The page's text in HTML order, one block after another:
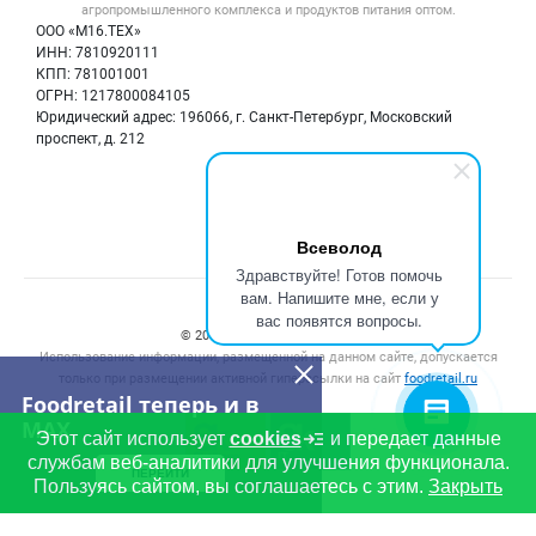
Всеволод
Здравствуйте! Готов помочь
вам. Напишите мне, если у
вас появятся вопросы.
Foodretail теперь и в
MAX
ПЕРЕЙТИ
агропромышленного комплекса и продуктов питания оптом.
ООО «М16.ТЕХ»
ИНН: 7810920111
КПП: 781001001
ОГРН: 1217800084105
Юридический адрес: 196066, г. Санкт-Петербург, Московский
проспект, д. 212
Вакансии
Информация о компаниях
Карта объявлений
Счетчики, авторское право, логотипы
© 2008‑2026 ООО “М16.Тех”.
Использование информации, размещенной на данном сайте, допускается
только при размещении активной гиперссылки на сайт foodretail.ru
Этот сайт использует cookies
и передает данные
службам веб-аналитики для улучшения функционала.
Пользуясь сайтом, вы соглашаетесь с этим. Закрыть